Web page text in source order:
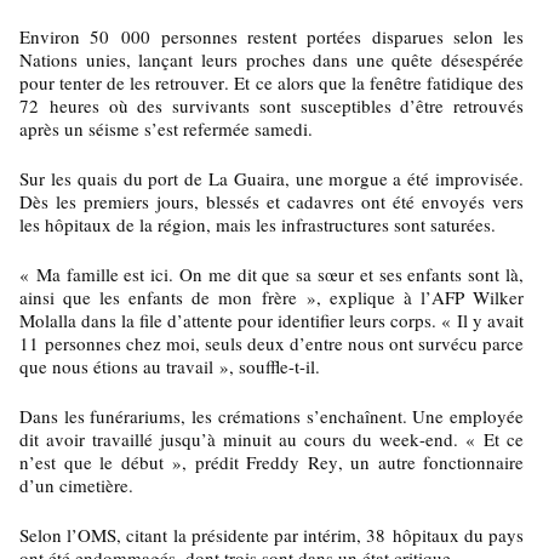
Environ 50 000 personnes restent portées disparues selon les
Nations unies, lançant leurs proches dans une quête désespérée
pour tenter de les retrouver. Et ce alors que la fenêtre fatidique des
72 heures où des survivants sont susceptibles d’être retrouvés
après un séisme s’est refermée samedi.
Sur les quais du port de La Guaira, une morgue a été improvisée.
Dès les premiers jours, blessés et cadavres ont été envoyés vers
les hôpitaux de la région, mais les infrastructures sont saturées.
« Ma famille est ici. On me dit que sa sœur et ses enfants sont là,
ainsi que les enfants de mon frère », explique à l’AFP Wilker
Molalla dans la file d’attente pour identifier leurs corps. « Il y avait
11 personnes chez moi, seuls deux d’entre nous ont survécu parce
que nous étions au travail », souffle-t-il.
Dans les funérariums, les crémations s’enchaînent. Une employée
dit avoir travaillé jusqu’à minuit au cours du week-end. « Et ce
n’est que le début », prédit Freddy Rey, un autre fonctionnaire
d’un cimetière.
Selon l’OMS, citant la présidente par intérim, 38 hôpitaux du pays